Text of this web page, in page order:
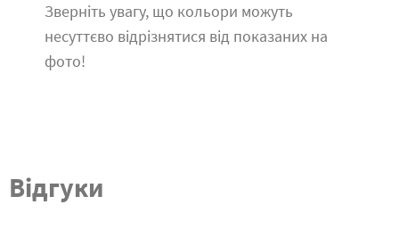
Зверніть увагу, що кольори можуть
несуттєво відрізнятися від показаних на
фото!
Відгуки